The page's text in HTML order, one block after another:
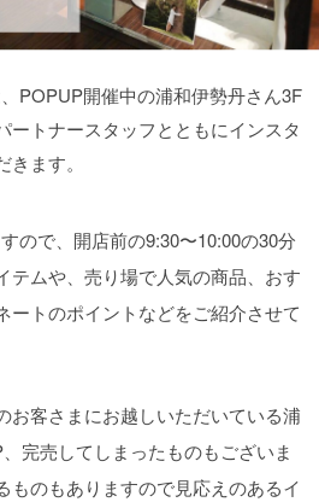
POPUP開催中の浦和伊勢丹さん3F
ートナースタッフとともにインスタ
ます。
ので、開店前の9:30〜10:00の30分
テムや、売り場で人気の商品、おす
ートのポイントなどをご紹介させて
お客さまにお越しいただいている浦
完売してしまったものもございま
ものもありますので見応えのあるイ